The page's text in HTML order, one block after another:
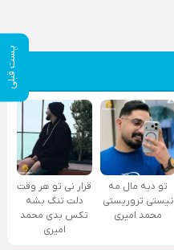
پست قبلی
تو دیه مال مه
نیستی تروریستی
محمد امیری
قرار نی تو هر وقت
دلت تنگ بشه
تکس بدی محمد
امیری